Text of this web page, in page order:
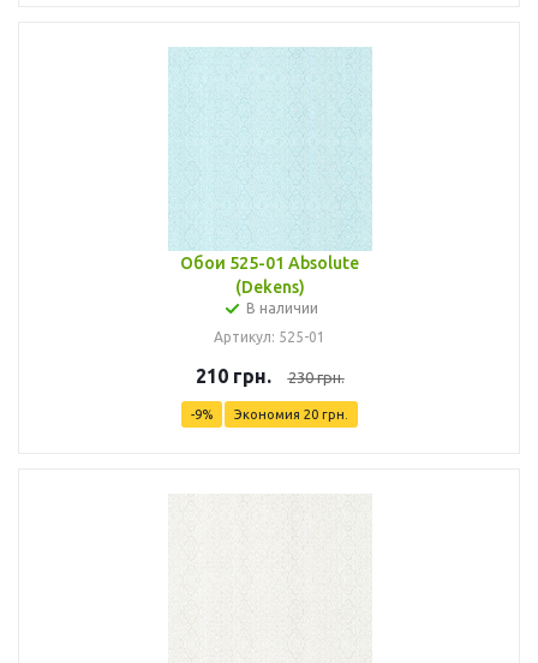
Обои 525-01 Absolute
(Dekens)
В наличии
Артикул: 525-01
210грн. 230грн.
-9% Экономия 20 грн.